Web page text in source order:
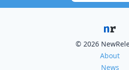
© 2026
About
News